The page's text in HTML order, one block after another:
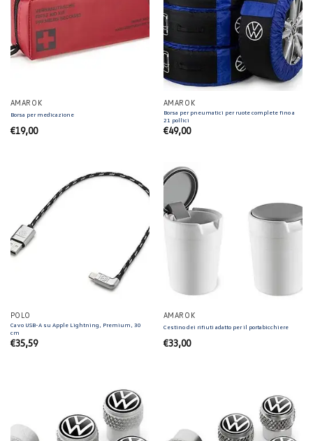
AMAROK
Borsa per medicazione
€19,00
AMAROK
Borsa per pneumatici per ruote complete fino a
21 pollici
€49,00
POLO
Cavo USB-A su Apple Lightning, Premium, 30
cm
€35,59
AMAROK
Cestino dei rifiuti adatto per il portabicchiere
€33,00